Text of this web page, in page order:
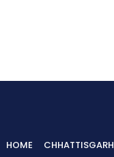
HOME CHHATTISGARH